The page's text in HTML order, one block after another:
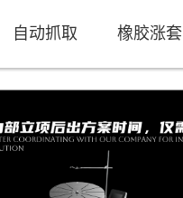
自动抓取 橡胶涨套